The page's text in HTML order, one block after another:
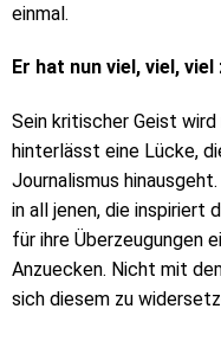
einmal.
Er hat nun viel, viel,
Sein kritischer Geist wird
hinterlässt eine Lücke,
Journalismus
in all jenen, die inspiriert
für ihre Überzeugungen
Anzuecken. Nicht mit
sich diesem zu